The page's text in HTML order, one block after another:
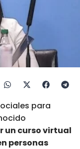
para
un curso virtual
personas